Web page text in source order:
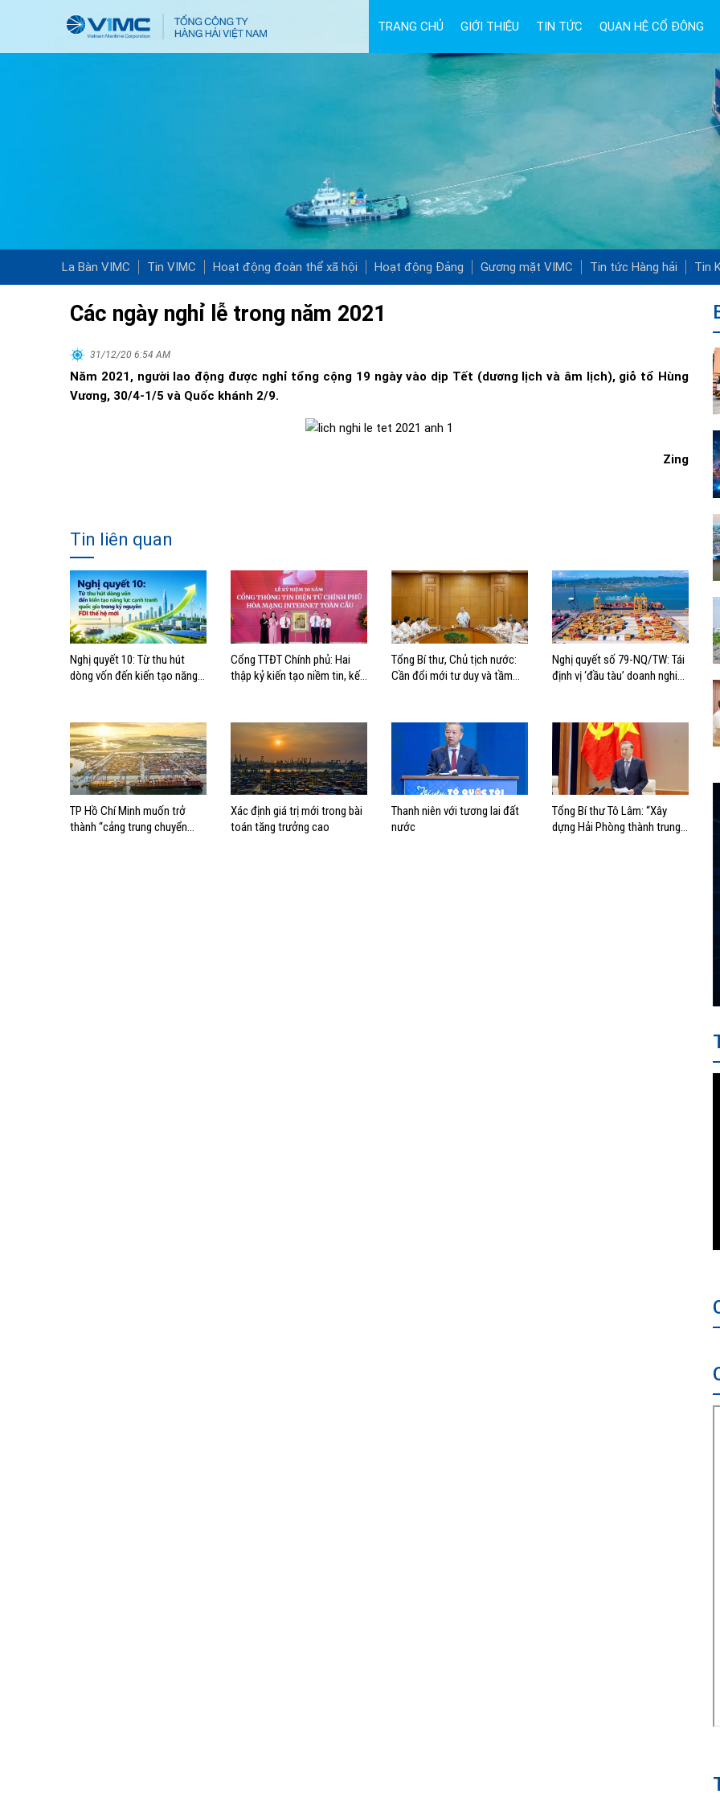
TRANG CHỦ GIỚI THIỆU TIN TỨC QUAN HỆ CỔ ĐÔNG
La Bàn VIMC Tin VIMC Hoạt động đoàn thể xã hội Hoạt động Đảng Gương mặt VIMC Tin tức Hàng hải Tin
Các ngày nghỉ lễ trong năm 2021
31/12/20 6:54 AM
Năm 2021, người lao động được nghỉ tổng cộng 19 ngày vào dịp Tết (dương lịch và âm lịch), giỗ tổ Hùng
Vương, 30/4-1/5 và Quốc khánh 2/9.
Zing
Tin liên quan
Nghị quyết 10: Từ thu hút
dòng vốn đến kiến tạo năng
Cổng TTĐT Chính phủ: Hai
thập kỷ kiến tạo niềm tin, kết
Tổng Bí thư, Chủ tịch nước:
Cần đổi mới tư duy và tầm
Nghị quyết số 79-NQ/TW: Tái
định vị ‘đầu tàu’ doanh nghiệp
TP Hồ Chí Minh muốn trở
thành “cảng trung chuyển
Xác định giá trị mới trong bài
toán tăng trưởng cao
Thanh niên với tương lai đất
nước
Tổng Bí thư Tô Lâm: “Xây
dựng Hải Phòng thành trung